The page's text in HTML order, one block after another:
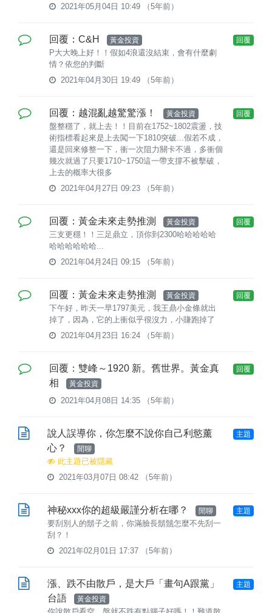
2021年05月04日 10:49
（5年前）
回覆：C&H 黃金投資
P大大晚上好！！假如4浪還沒結束，會有什麼劇
情？依您的判斷
2021年04月30日 19:49
（5年前）
回覆
回覆：越混亂越驚驚漲！ 黃金投資
盤整穩了，就上去！！目前在1752~1802震盪，技
術指標看起來是上去闖一下1810突破...假若不成，
還是回來修整一下，衝一次阻力關卡不過，多衝個
幾次就過了只要1710~1750這一帶支撐不被擊破，
上去的概率大很多
2021年04月27日 09:23
（5年前）
回覆
回覆：黃金未來走勢推測 黃金投資
三支更穩！！三足鼎立，頂你到2300哈哈哈哈哈
哈哈哈哈哈哈...
2021年04月24日 09:15
（5年前）
回覆
回覆：黃金未來走勢推測 黃金投資
下午好，昨天一早1797美元，我王鼎小金條就出
掉了，因為，它的上衝似乎很沒力，小賺跑掉了
2021年04月23日 16:24
（5年前）
回覆
回覆：雙峰～1920 新。舊世界。黃金真
相
黃金投資
2021年04月08日 14:35 （5年前）
回覆
說人誤導你，你怎麼不說你自己利慾薰
心？
閒聊
此主題已被隱藏
2021年03月07日 08:42
（5年前）
主題
神秘xxx你的超級嚴謹分析在哪？ 閒聊
要刮別人的鬍子之前，你滿臉長鬍鬚怎麼不先刮一
刮？！
2021年02月01日 17:37
（5年前）
主題
漲、跌不由散戶，是大戶「畫句A跟黨」
台語
黃金投資
主題